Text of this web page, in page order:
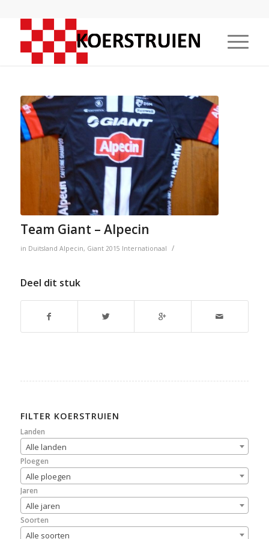
Team Giant – Alpecin
in Duitsland Alpecin, Giant 2015 Internationaal /
Deel dit stuk
FILTER KOERSTRUIEN
Landen
Alle landen
Ploegen
Alle ploegen
Jaren
Alle jaren
Soorten
Alle soorten